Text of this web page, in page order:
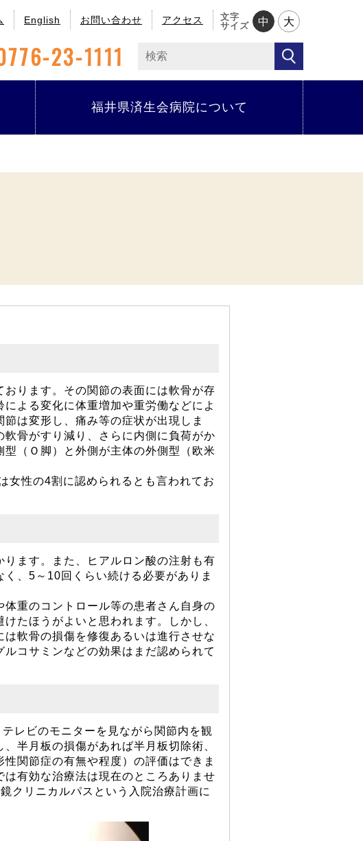
English お問い合わせ アクセス
文字
サイズ
中 大
23-1111
福井県済生会病院について
ります。その関節の表面には軟骨が存
よる変化に体重増加や重労働などによ
は変形し、痛み等の症状が出現しま
骨がすり減り、さらに内側に負荷がか
（Ｏ脚）と外側が主体の外側型（欧米
女性の4割に認められるとも言われてお
ます。また、ヒアルロン酸の注射も有
、5～10回くらい続ける必要がありま
重のコントロール等の患者さん自身の
たほうがよいと思われます。しかし、
軟骨の損傷を修復あるいは進行させな
コサミンなどの効果はまだ認められて
レビのモニターを見ながら関節内を観
半月板の損傷があれば半月板切除術、
関節症の有無や程度）の評価はできま
有効な治療法は現在のところありませ
クリニカルパスという入院治療計画に